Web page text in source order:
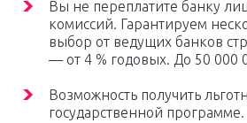
Вы не переплатите банку
комиссий. Гарантируем
выбор от ведущих банков
— от 4 % годовых. До 50 000
Возможность получить
государственной программе.